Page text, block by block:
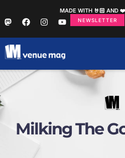
MADE WITH 🤘🏻 AND
NEWSLETTER
Milking The